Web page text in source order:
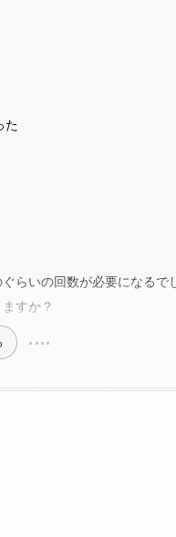
た
らいの回数が必要になるで
すか？